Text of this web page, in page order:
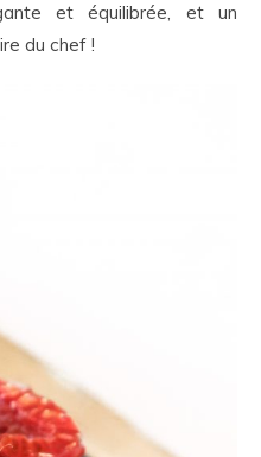
et équilibrée, et un
du chef !